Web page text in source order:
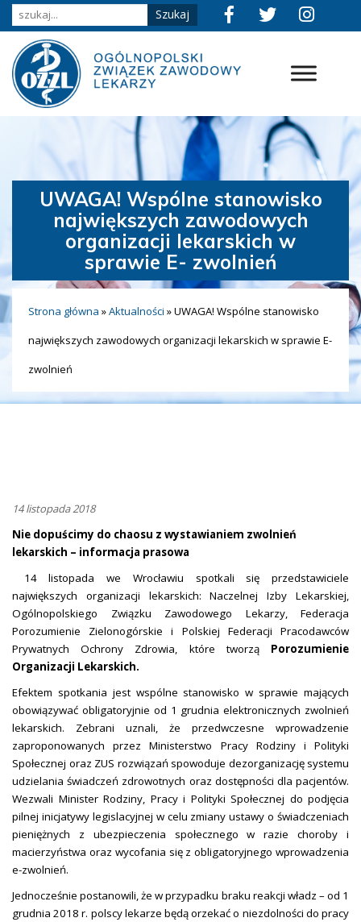
UWAGA! Wspólne stanowisko
największych zawodowych
organizacji lekarskich w
sprawie E- zwolnień
Strona główna »Aktualności »UWAGA! Wspólne stanowisko
największych zawodowych organizacji lekarskich w sprawie E-
zwolnień
14 listopada 2018
Nie dopuścimy do chaosu z wystawianiem zwolnień
lekarskich – informacja prasowa
14 listopada we Wrocławiu spotkali się przedstawiciele
największych organizacji lekarskich: Naczelnej Izby Lekarskiej,
Ogólnopolskiego Związku Zawodowego Lekarzy, Federacja
Porozumienie Zielonogórskie i Polskiej Federacji Pracodawców
Prywatnych Ochrony Zdrowia, które tworzą Porozumienie
Organizacji Lekarskich.
Efektem spotkania jest wspólne stanowisko w sprawie mających
obowiązywać obligatoryjnie od 1 grudnia elektronicznych zwolnień
lekarskich. Zebrani uznali, że przedwczesne wprowadzenie
zaproponowanych przez Ministerstwo Pracy Rodziny i Polityki
Społecznej oraz ZUS rozwiązań spowoduje dezorganizację systemu
udzielania świadczeń zdrowotnych oraz dostępności dla pacjentów.
Wezwali Minister Rodziny, Pracy i Polityki Społecznej do podjęcia
pilnej inicjatywy legislacyjnej w celu zmiany ustawy o świadczeniach
pieniężnych z ubezpieczenia społecznego w razie choroby i
macierzyństwa oraz wycofania się z obligatoryjnego wprowadzenia
e-zwolnień.
Jednocześnie postanowili, że w przypadku braku reakcji władz – od 1
grudnia 2018 r. polscy lekarze będą orzekać o niezdolności do pracy